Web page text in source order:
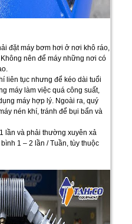
đặt máy bơm hơi ở nơi khô ráo,
nên để máy những nơi có
liên tục nhưng để kéo dài tuổi
máy làm việc quá công suất,
máy hợp lý. Ngoài ra, quý
nén khí, tránh để bụi bẩn và
lần và phải thường xuyên xả
1 – 2 lần / Tuần, tùy thuộc